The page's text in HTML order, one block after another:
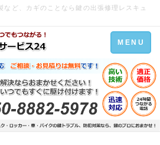
ど、カギのことなら鍵の出張修理レスキュ
Toggle
navigation
MENU